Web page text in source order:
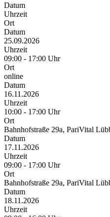
Datum
Uhrzeit
Ort
Datum
25.09.2026
Uhrzeit
09:00 - 17:00 Uhr
Ort
online
Datum
16.11.2026
Uhrzeit
10:00 - 17:00 Uhr
Ort
Bahnhofstraße 29a, PariVital
Datum
17.11.2026
Uhrzeit
09:00 - 17:00 Uhr
Ort
Bahnhofstraße 29a, PariVital
Datum
18.11.2026
Uhrzeit